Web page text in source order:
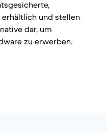
und stellen
dar, um
zu erwerben.